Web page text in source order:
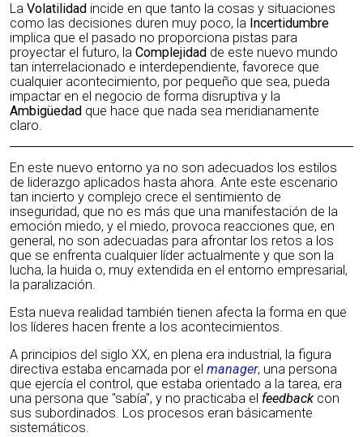
LaVolatilidad incide en que tanto la cosas y situaciones
como las decisiones duren muy poco, la Incertidumbre
implica que el pasado no proporciona pistas para
proyectar el futuro, laComplejidad de este nuevo mundo
tan interrelacionado e interdependiente, favorece que
cualquier acontecimiento, por pequeño que sea, pueda
impactar en el negocio de forma disruptiva y la
Ambigüedad que hace que nada sea meridianamente
claro.
En este nuevo entorno ya no son adecuados los estilos
de liderazgo aplicados hasta ahora. Ante este escenario
tan incierto y complejo crece el sentimiento de
inseguridad, que no es más que una manifestación de la
emoción miedo, y el miedo, provoca reacciones que, en
general, no son adecuadas para afrontar los retos a los
que se enfrenta cualquier líder actualmente y que son la
lucha, la huida o, muy extendida en el entorno empresarial,
la paralización.
Esta nueva realidad también tienen afecta la forma en que
los líderes hacen frente a los acontecimientos.
A principios del siglo XX, en plena era industrial, la figura
directiva estaba encarnada por elmanager, una persona
que ejercía el control, que estaba orientado a la tarea, era
una persona que "sabía", y no practicaba el feedback con
sus subordinados. Los procesos eran básicamente
sistemáticos.